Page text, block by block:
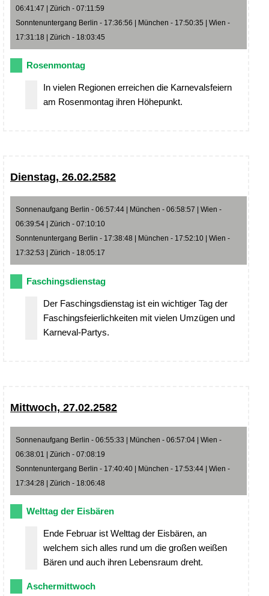
06:41:47 | Zürich - 07:11:59
Sonntenuntergang Berlin - 17:36:56 | München - 17:50:35 | Wien -
17:31:18 | Zürich - 18:03:45
Rosenmontag
In vielen Regionen erreichen die Karnevalsfeiern
am Rosenmontag ihren Höhepunkt.
Dienstag, 26.02.2582
Sonnenaufgang Berlin - 06:57:44 | München - 06:58:57 | Wien -
06:39:54 | Zürich - 07:10:10
Sonntenuntergang Berlin - 17:38:48 | München - 17:52:10 | Wien -
17:32:53 | Zürich - 18:05:17
Faschingsdienstag
Der Faschingsdienstag ist ein wichtiger Tag der
Faschingsfeierlichkeiten mit vielen Umzügen und
Karneval-Partys.
Mittwoch, 27.02.2582
Sonnenaufgang Berlin - 06:55:33 | München - 06:57:04 | Wien -
06:38:01 | Zürich - 07:08:19
Sonntenuntergang Berlin - 17:40:40 | München - 17:53:44 | Wien -
17:34:28 | Zürich - 18:06:48
Welttag der Eisbären
Ende Februar ist Welttag der Eisbären, an
welchem sich alles rund um die großen weißen
Bären und auch ihren Lebensraum dreht.
Aschermittwoch